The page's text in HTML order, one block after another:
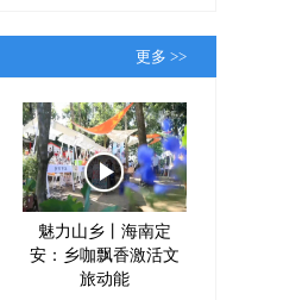
更多 >>
魅力山乡丨海南定
安：乡咖飘香激活文
旅动能